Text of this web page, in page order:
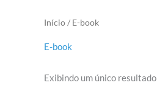
Início/ E-book
E-book
Exibindo um único resultado